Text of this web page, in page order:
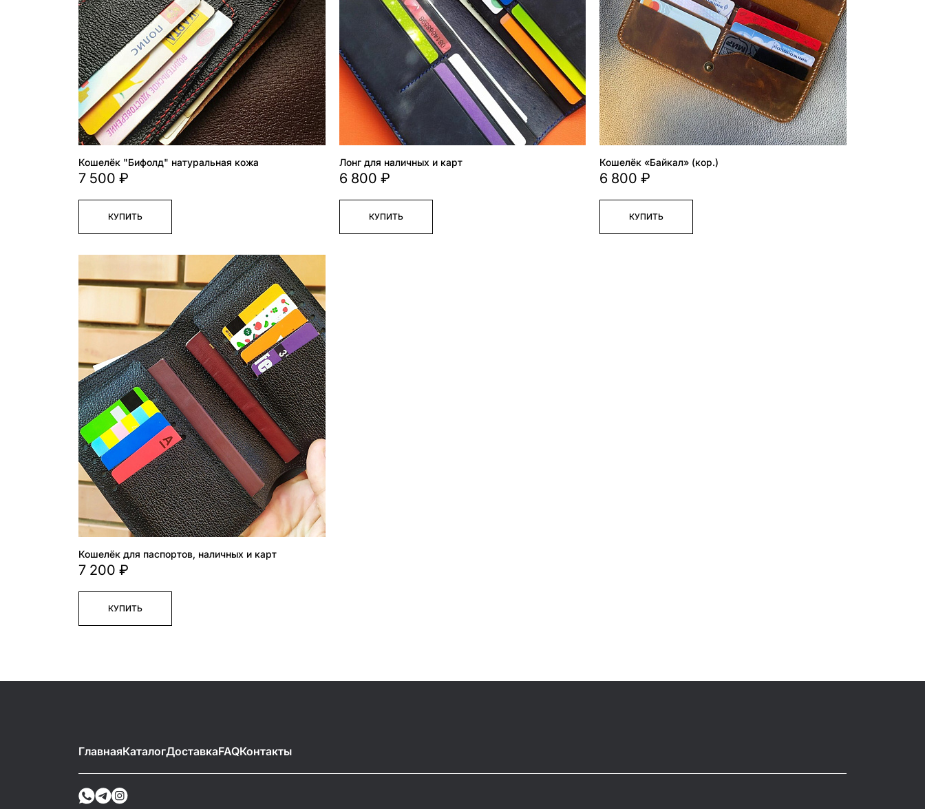
Кошелёк "Бифолд" натуральная кожа
7 500 ₽
КУПИТЬ
Лонг для наличных и карт
6 800 ₽
КУПИТЬ
Кошелёк «Байкал» (кор.)
6 800 ₽
КУПИТЬ
Кошелёк для паспортов, наличных и карт
7 200 ₽
КУПИТЬ
ГлавнаяКаталогДоставкаFAQКонтакты